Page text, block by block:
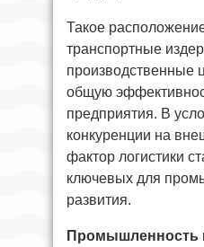
Такое
транспортные
производственные
общую
предприятия. В
конкуренции на
фактор логистики
ключевых для
развития.
Промышленность